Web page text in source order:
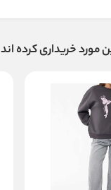
مورد خریداری کرده اند